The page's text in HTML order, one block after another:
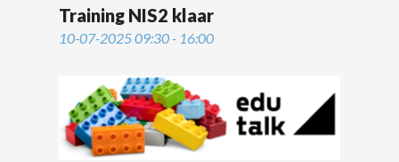
Training NIS2 klaar
10-07-2025 09:30 - 16:00